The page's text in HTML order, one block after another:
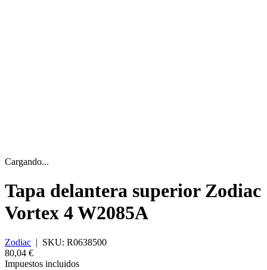
Cargando...
Tapa delantera superior Zodiac
Vortex 4 W2085A
Zodiac | SKU: R0638500
80,04 €
Impuestos incluidos